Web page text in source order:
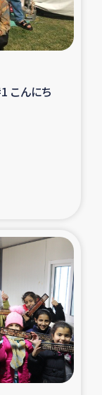
加工事業
援
活動
越冬支援
こんにち